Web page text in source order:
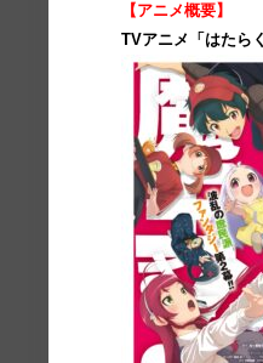
【アニメ概要】
TVアニメ「はたら